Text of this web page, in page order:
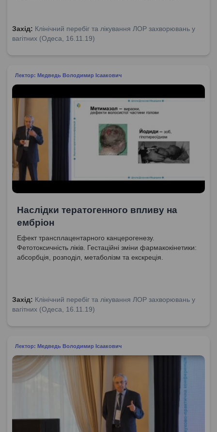
Захід: Клінічний перебіг та лікування ЛОР захворювань у
вагітних (Одеса, 16.11.19)
Лектор: Медведь Володимир Ісаакович
Наслідки тератогенного впливу на
ембріон
Ефект трансплацентарного канцерогенезу.
Фетотоксичність ліків. Гестаційні зміни фармакокінетики:
абсорбція, розподіл, метаболізм та екскреція.
Захід: Клінічний перебіг та лікування ЛОР захворювань у
вагітних (Одеса, 16.11.19)
Лектор: Медведь Володимир Ісаакович